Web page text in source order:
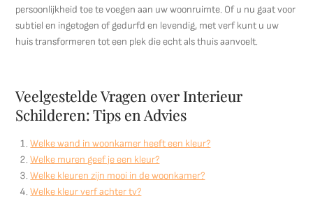
persoonlijkheid toe te voegen aan uw woonruimte. Of u nu gaat voor
subtiel en ingetogen of gedurfd en levendig, met verf kunt u uw
huis transformeren tot een plek die echt als thuis aanvoelt.
Veelgestelde Vragen over Interieur
Schilderen: Tips en Advies
Welke wand in woonkamer heeft een kleur?
Welke muren geef je een kleur?
Welke kleuren zijn mooi in de woonkamer?
Welke kleur verf achter tv?